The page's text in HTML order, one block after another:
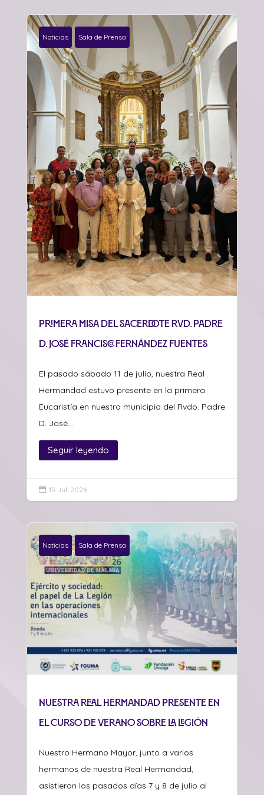
Noticias Sala de Prensa
Primera misa del sacerdote Rvd. Padre
D. José Francisco Fernández Fuentes
El pasado sábado 11 de julio, nuestra Real
Hermandad estuvo presente en la primera
Eucaristía en nuestro municipio del Rvdo. Padre
D. José...
Seguir leyendo
 15 Jul, 2026
Noticias Sala de Prensa
Nuestra Real Hermandad presente en
el curso de verano sobre La Legión
Nuestro Hermano Mayor, junto a varios
hermanos de nuestra Real Hermandad,
asistieron los pasados días 7 y 8 de julio al